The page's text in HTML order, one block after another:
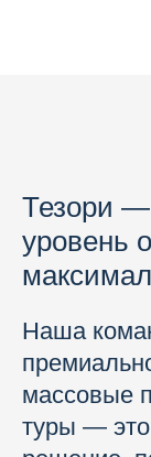
Тезори
уровень
Наша
массовые
туры — это